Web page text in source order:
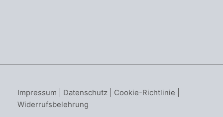
Impressum Datenschutz Cookie-Richtlinie
Widerrufsbelehrung